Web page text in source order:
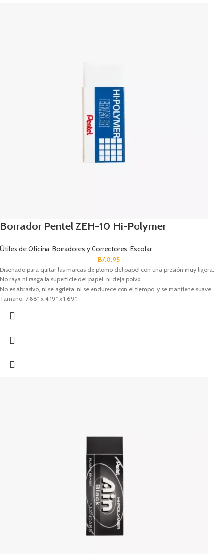
Borrador Pentel ZEH-10 Hi-Polymer
Útiles de Oficina, Borradores y Correctores, Escolar
B/.0.95
Diseñado para quitar las marcas de plomo del papel con una presión muy ligera.
No raya ni rasga la superficie del papel, ni deja polvo.
No es abrasivo, ni se agrieta, ni se endurece con el tiempo, y se mantiene suave.
Tamaño: 7.88" x 4.19" x 1.69".